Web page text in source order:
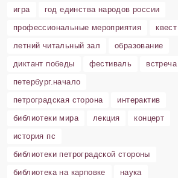
игра
год единства народов россии
профессиональные мероприятия
квест
летний читальный зал
образование
диктант победы
фестиваль
встреча
петербург.начало
петроградская сторона
интерактив
библиотеки мира
лекция
концерт
история пс
библиотеки петроградской стороны
библиотека на карповке
наука